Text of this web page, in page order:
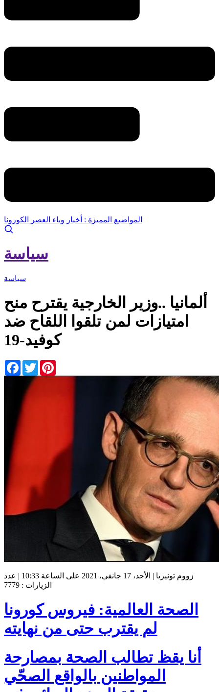
المواضيع المميزة : أخبار وباء العصر الكورونا
سياسة
سياسة
ألمانيا ..وزير الخارجية يقترح منح
امتيازات لمن تلقوا اللقاح ضد
كوفيد-19
Facebook
Twitter
زووم تونيزيا | الأحد، 17 جانفي، 2021 على الساعة 10:33 | عدد
الزيارات : 7779
الصحة العالمية: فيروس كورونا
لم يقترب حتى من نهايته
أنا يقظ تطالب الصحة بمصارحة
المواطنين بالواقع الصحّي